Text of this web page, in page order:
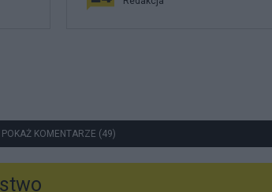
POKAŻ KOMENTARZE (49)